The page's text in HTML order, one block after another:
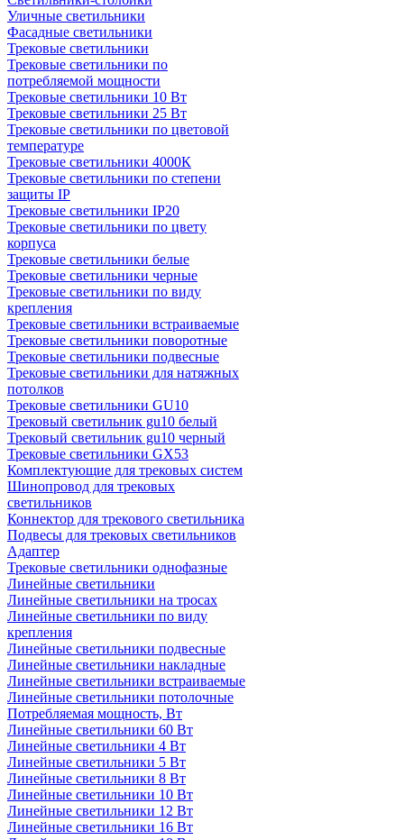
Уличные светильники
Фасадные светильники
Трековые светильники
Трековые светильники по
потребляемой мощности
Трековые светильники 10 Вт
Трековые светильники 25 Вт
Трековые светильники по цветовой
температуре
Трековые светильники 4000К
Трековые светильники по степени
защиты IP
Трековые светильники IP20
Трековые светильники по цвету
корпуса
Трековые светильники белые
Трековые светильники черные
Трековые светильники по виду
крепления
Трековые светильники встраиваемые
Трековые светильники поворотные
Трековые светильники подвесные
Трековые светильники для натяжных
потолков
Трековые светильники GU10
Трековый светильник gu10 белый
Трековый светильник gu10 черный
Трековые светильники GX53
Комплектующие для трековых систем
Шинопровод для трековых
светильников
Коннектор для трекового светильника
Подвесы для трековых светильников
Адаптер
Трековые светильники однофазные
Линейные светильники
Линейные светильники на тросах
Линейные светильники по виду
крепления
Линейные светильники подвесные
Линейные светильники накладные
Линейные светильники встраиваемые
Линейные светильники потолочные
Потребляемая мощность, Вт
Линейные светильники 60 Вт
Линейные светильники 4 Вт
Линейные светильники 5 Вт
Линейные светильники 8 Вт
Линейные светильники 10 Вт
Линейные светильники 12 Вт
Линейные светильники 16 Вт